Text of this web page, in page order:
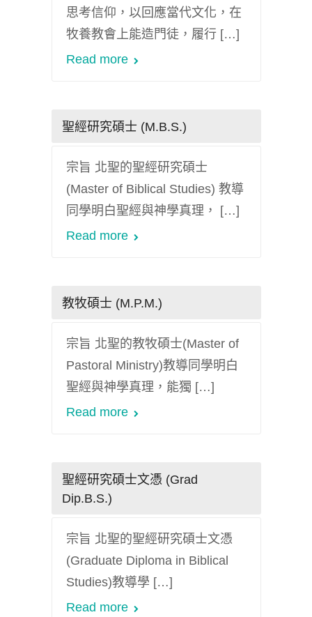
思考信仰，以回應當代文化，在
牧養教會上能造門徒，履行 […]
Read more
聖經研究碩士 (M.B.S.)
宗旨 北聖的聖經研究碩士
(Master of Biblical Studies) 教導
同學明白聖經與神學真理， […]
Read more
教牧碩士 (M.P.M.)
宗旨 北聖的教牧碩士(Master of
Pastoral Ministry)教導同學明白
聖經與神學真理，能獨 […]
Read more
聖經研究碩士文憑 (Grad
Dip.B.S.)
宗旨 北聖的聖經研究碩士文憑
(Graduate Diploma in Biblical
Studies)教導學 […]
Read more